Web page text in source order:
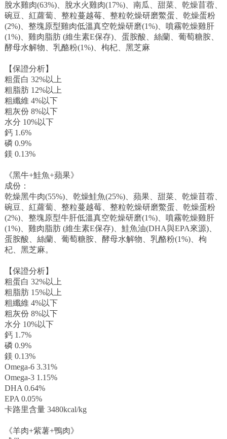
脫水雞肉(63%)、脫水火雞肉(17%)、南瓜、甜菜、乾燥苜蓿、
碗豆、紅蘿蔔、整粒蔓越莓、整粒乾燥研磨鱉蛋、乾燥蛋粉
(2%)、整塊原型雞肉低溫真空乾燥研磨(1%)、噴霧乾燥雞肝
(1%)、雞肉脂肪 (維生素E保存)、蛋胺酸、絲蘭、葡萄糖胺、
酵母水解物、乳酪粉(1%)、枸杞、黑芝麻
【保證分析】
粗蛋白 32%以上
粗脂肪 12%以上
粗纖維 4%以下
粗灰份 8%以下
水分 10%以下
鈣 1.6%
磷 0.9%
鎂 0.13%
《黑牛+鮭魚+蘋果》
成份：
乾燥黑牛肉(55%)、乾燥鮭魚(25%)、蘋果、甜菜、乾燥苜蓿、
碗豆、紅蘿蔔、整粒蔓越莓、整粒乾燥研磨鱉蛋、乾燥蛋粉
(2%)、整塊原型牛肝低溫真空乾燥研磨(1%)、噴霧乾燥雞肝
(1%)、雞肉脂肪 (維生素E保存)、鮭魚油(DHA與EPA來源)、
蛋胺酸、絲蘭、葡萄糖胺、酵母水解物、乳酪粉(1%)、枸
杞、黑芝麻。
【保證分析】
粗蛋白 32%以上
粗脂肪 15%以上
粗纖維 4%以下
粗灰份 8%以下
水分 10%以下
鈣 1.7%
磷 0.9%
鎂 0.13%
Omega-6 3.31%
Omega-3 1.15%
DHA 0.64%
EPA 0.05%
卡路里含量 3480kcal/kg
《羊肉+紫薯+鴨肉》